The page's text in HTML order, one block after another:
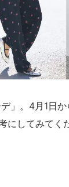
」。4月1日
してみてく